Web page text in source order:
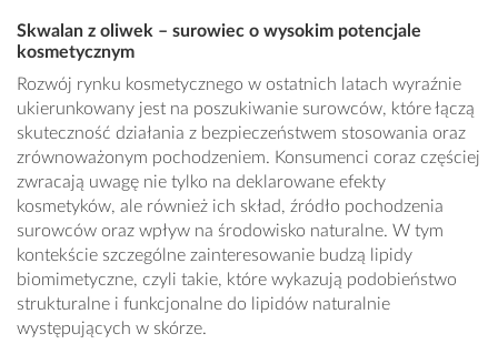
Skwalan z oliwek – surowiec o wysokim potencjale
kosmetycznym
Rozwój rynku kosmetycznego w ostatnich latach wyraźnie
ukierunkowany jest na poszukiwanie surowców, które łączą
skuteczność działania z bezpieczeństwem stosowania oraz
zrównoważonym pochodzeniem. Konsumenci coraz częściej
zwracają uwagę nie tylko na deklarowane efekty
kosmetyków, ale również ich skład, źródło pochodzenia
surowców oraz wpływ na środowisko naturalne. W tym
kontekście szczególne zainteresowanie budzą lipidy
biomimetyczne, czyli takie, które wykazują podobieństwo
strukturalne i funkcjonalne do lipidów naturalnie
występujących w skórze.